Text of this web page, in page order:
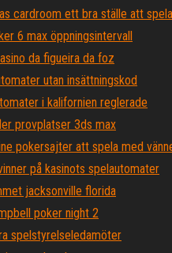
cardroom ett bra ställe att
6 max öppningsintervall
da figueira da foz
utan insättningskod
i kalifornien reglerade
provplatser 3ds max
pokersajter att spela med
på kasinots spelautomater
jacksonville florida
poker night 2
spelstyrelseledamöter